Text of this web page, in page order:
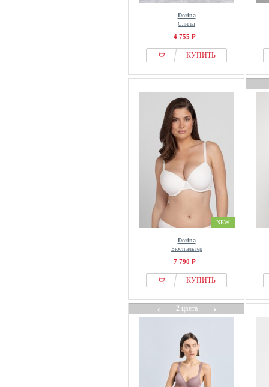
Dorina
Слипы
4 755 ₽
КУПИТЬ
NEW
Dorina
Бюстгальтер
7 790 ₽
КУПИТЬ
←2 цвета→